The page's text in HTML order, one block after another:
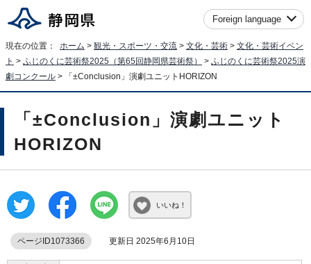
Foreign language
現在の位置： ホーム > 観光・スポーツ・交流 > 文化・芸術 > 文化・芸術イベン
ト > ふじのくに芸術祭2025（第65回静岡県芸術祭） > ふじのくに芸術祭2025演
劇コンクール > 「±Conclusion」演劇ユニットHORIZON
「±Conclusion」演劇ユニット
HORIZON
いいね！
ページID1073366 更新日 2025年6月10日